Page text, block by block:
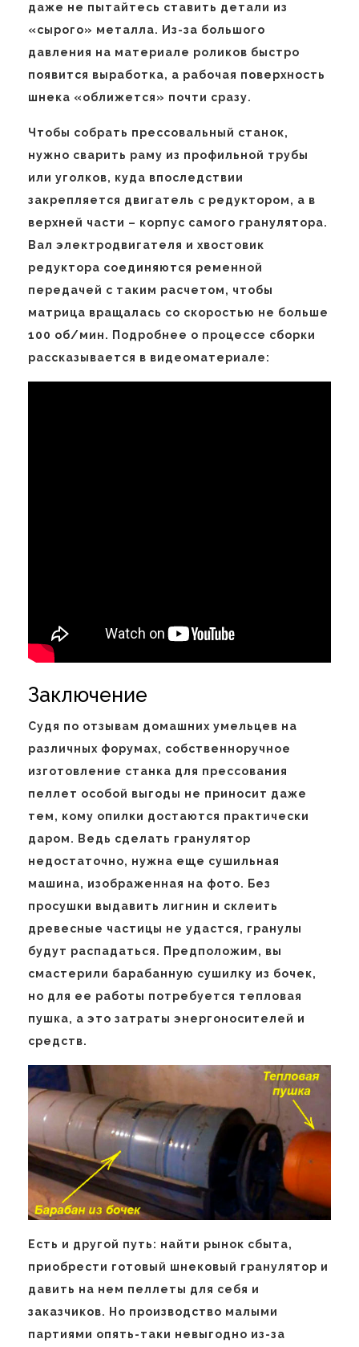
даже не пытайтесь ставить детали из
«сырого» металла. Из-за большого
давления на материале роликов быстро
появится выработка, а рабочая поверхность
шнека «оближется» почти сразу.
Чтобы собрать прессовальный станок,
нужно сварить раму из профильной трубы
или уголков, куда впоследствии
закрепляется двигатель с редуктором, а в
верхней части – корпус самого гранулятора.
Вал электродвигателя и хвостовик
редуктора соединяются ременной
передачей с таким расчетом, чтобы
матрица вращалась со скоростью не больше
100 об/мин. Подробнее о процессе сборки
рассказывается в видеоматериале:
Заключение
Судя по отзывам домашних умельцев на
различных форумах, собственноручное
изготовление станка для прессования
пеллет особой выгоды не приносит даже
тем, кому опилки достаются практически
даром. Ведь сделать гранулятор
недостаточно, нужна еще сушильная
машина, изображенная на фото. Без
просушки выдавить лигнин и склеить
древесные частицы не удастся, гранулы
будут распадаться. Предположим, вы
смастерили барабанную сушилку из бочек,
но для ее работы потребуется тепловая
пушка, а это затраты энергоносителей и
средств.
Есть и другой путь: найти рынок сбыта,
приобрести готовый шнековый гранулятор и
давить на нем пеллеты для себя и
заказчиков. Но производство малыми
партиями опять-таки невыгодно из-за